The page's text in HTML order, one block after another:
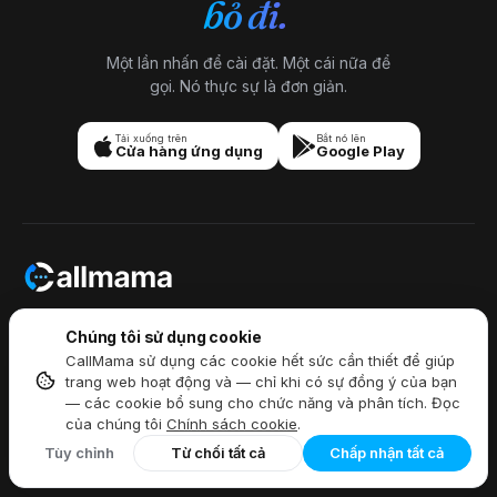
bỏ đi.
Một lần nhấn để cài đặt. Một cái nữa để
gọi. Nó thực sự là đơn giản.
Tải xuống trên
Cửa hàng ứng dụng
Bắt nó lên
Google Play
Luôn kết nối mọi lúc, mọi nơi,
Nói chuyện tự do trên toàn cầu.
Callmama Limited, 8/F China Hong
Kong Tower, Wan Chai, Hồng Kông
Chúng tôi sử dụng cookie
CallMama sử dụng các cookie hết sức cần thiết để giúp
trang web hoạt động và — chỉ khi có sự đồng ý của bạn
— các cookie bổ sung cho chức năng và phân tích. Đọc
của chúng tôi Chính sách cookie.
Tùy chỉnh
Từ chối tất cả Chấp nhận tất cả